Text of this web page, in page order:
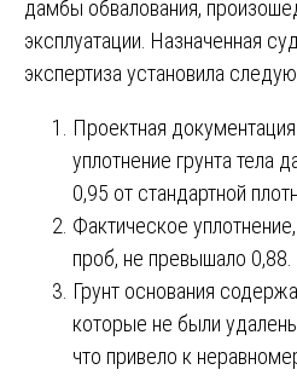
дамбы обвалования,
эксплуатации. Назначенная
экспертиза установила
Проектная
уплотнение грунта тела
0,95 от стандартной
Фактическое
проб, не превышало 0,88.
Грунт основания
которые не были
что привело к